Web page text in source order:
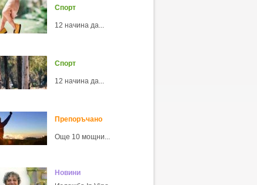
Спорт
12 начина да...
Спорт
12 начина да...
Препоръчано
Още 10 мощни...
Новини